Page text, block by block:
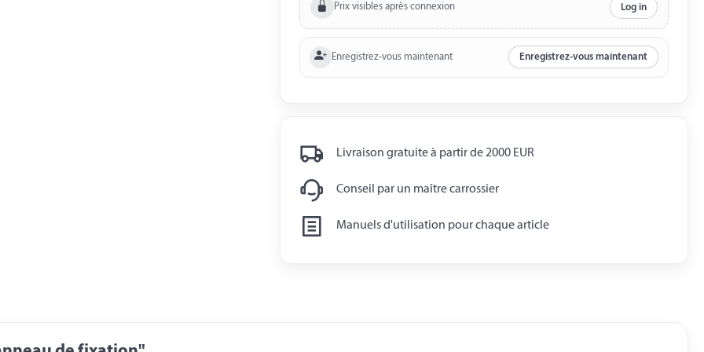
Prix visibles après connexion Log in
Enregistrez-vous maintenant Enregistrez-vous maintenant
Livraison gratuite à partir de 2000 EUR
Conseil par un maître carrossier
Manuels d'utilisation pour chaque article